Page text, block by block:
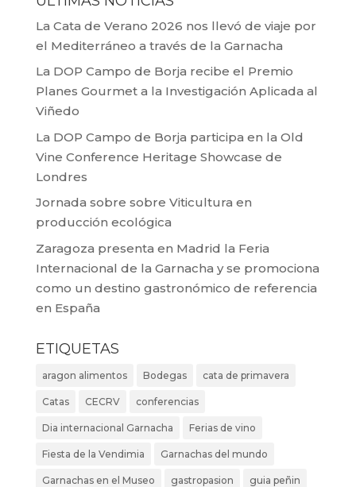
La Cata de Verano 2026 nos llevó de viaje por
el Mediterráneo a través de la Garnacha
La DOP Campo de Borja recibe el Premio
Planes Gourmet a la Investigación Aplicada al
Viñedo
La DOP Campo de Borja participa en la Old
Vine Conference Heritage Showcase de
Londres
Jornada sobre sobre Viticultura en
producción ecológica
Zaragoza presenta en Madrid la Feria
Internacional de la Garnacha y se promociona
como un destino gastronómico de referencia
en España
ETIQUETAS
aragon alimentos Bodegas cata de primavera
Catas CECRV conferencias
Dia internacional Garnacha Ferias de vino
Fiesta de la Vendimia Garnachas del mundo
Garnachas en el Museo gastropasion guia peñin